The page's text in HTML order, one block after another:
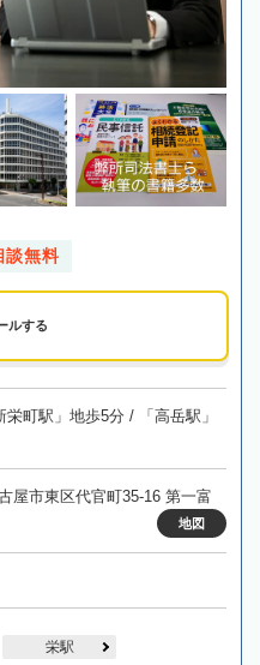
談無料
ルする
町駅」地歩5分 / 「高岳駅」
屋市東区代官町35-16 第一富
地図
栄駅